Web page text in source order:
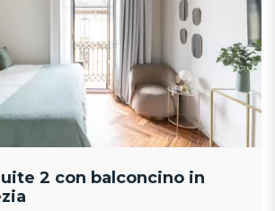
2 con balconcino in